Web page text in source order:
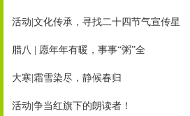
活动|文化传承，寻找二十四节气宣传星
腊八 | 愿年年有暖，事事“粥”全
大寒|霜雪染尽，静候春归
活动|争当红旗下的朗读者！